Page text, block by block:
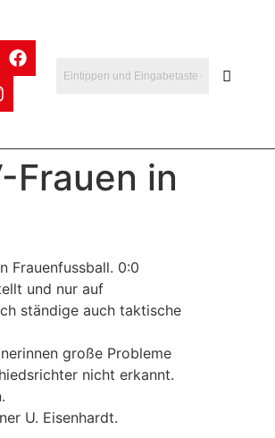
Frauen in
Frauenfussball. 0:0
und nur auf
ständige auch taktische
große Probleme
nicht erkannt.
U. Eisenhardt.